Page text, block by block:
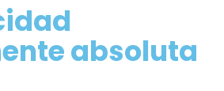
absoluta